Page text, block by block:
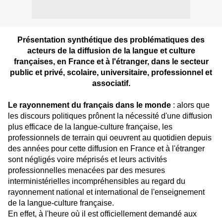
Présentation synthétique des problématiques des
acteurs de la diffusion de la langue et culture
françaises, en France et à l'étranger, dans le secteur
public et privé, scolaire, universitaire, professionnel et
associatif.
Le rayonnement du français dans le monde : alors que
les discours politiques prônent la nécessité d'une diffusion
plus efficace de la langue-culture française, les
professionnels de terrain qui oeuvrent au quotidien depuis
des années pour cette diffusion en France et à l'étranger
sont négligés voire méprisés et leurs activités
professionnelles menacées par des mesures
interministérielles incompréhensibles au regard du
rayonnement national et international de l'enseignement
de la langue-culture française.
En effet, à l'heure où il est officiellement demandé aux